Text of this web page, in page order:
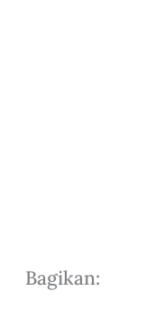
Bagikan: